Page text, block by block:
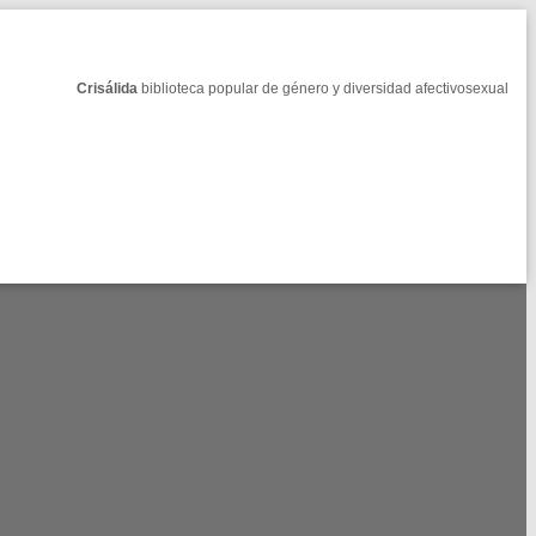
Crisálida biblioteca popular de género y diversidad afectivosexual